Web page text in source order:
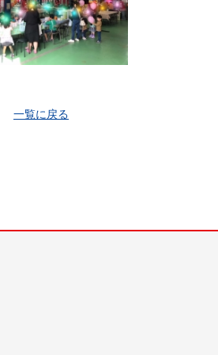
一覧に戻る